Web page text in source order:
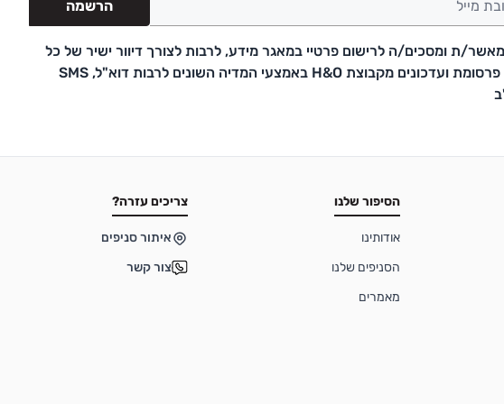
הרשמה
ת ומסכים/ה לרישום פרטיי במאגר מידע, לרבות לצורך דיוור ישיר של כל
דבר פרסומת ועדכונים מקבוצת H&O באמצעי המדיה השונים לרבות דוא"ל, SMS
הסיפור שלנו
אודותינו
הסניפים שלנו
מאמרים
צריכים עזרה?
איתור סניפים
צור קשר